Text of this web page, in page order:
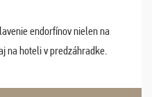
endorfínov nielen na
na hoteli v predzáhradke.
budúci rok : ...